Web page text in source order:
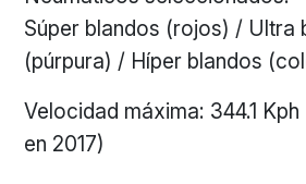
Súper blandos (rojos) / Ultra
(púrpura) / Híper blandos
Velocidad máxima: 344.1
en 2017)